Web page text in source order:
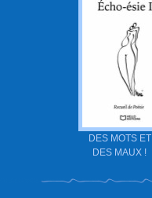
DES MOTS ET
DES MAUX !